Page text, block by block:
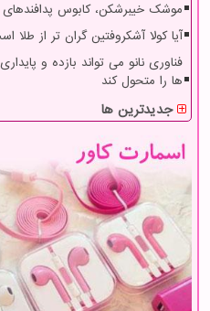
موشک خیبرشکن، کابوس پدافندهای
آیا کولا آشکروفتین گران تر از طلا
فناوری نانو می تواند بازده و پایداری
ها را متحول کند
جدیدترین ها